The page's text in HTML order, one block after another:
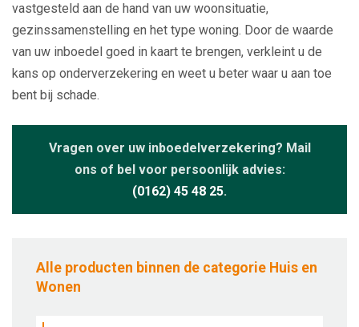
vastgesteld aan de hand van uw woonsituatie,
gezinssamenstelling en het type woning. Door de waarde
van uw inboedel goed in kaart te brengen, verkleint u de
kans op onderverzekering en weet u beter waar u aan toe
bent bij schade.
Vragen over uw inboedelverzekering? Mail
ons of bel voor persoonlijk advies:
(0162) 45 48 25.
Alle producten binnen de categorie Huis en
Wonen